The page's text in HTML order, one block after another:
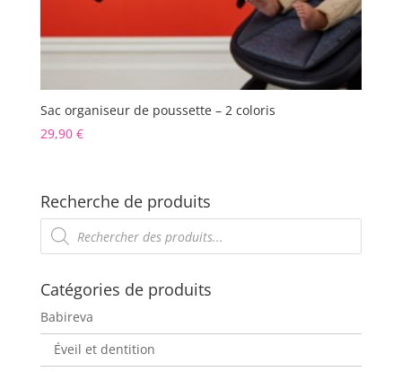
Sac organiseur de poussette – 2 coloris
29,90 €
Recherche de produits
Recherche
de
produits
Catégories de produits
Babireva
Éveil et dentition